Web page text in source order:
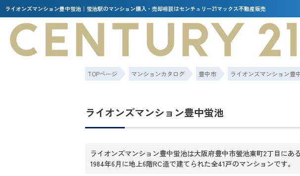
ライオンズマンション豊中蛍池｜蛍池駅のマンション購入・売却相談はセンチュリー21マックス不動産販売
TOPページ マンションカタログ 豊中市 ライオンズマンション豊
ライオンズマンション豊中蛍池
ライオンズマンション豊中蛍池は大阪府豊中市螢池東町2丁目にあ
1984年6月に地上6階RC造で建てられた全41戸のマンションです。